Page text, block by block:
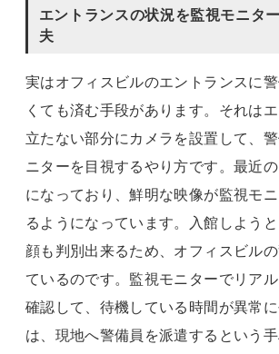
エントランスの状況を監視モニタ
夫
実はオフィスビルのエントランスに
くても済む手段があります。それは
立たない部分にカメラを設置して、
ニターを目視するやり方です。最近
になっており、鮮明な映像が監視モ
るようになっています。入館しよう
顔も判別出来るため、オフィスビル
ているのです。監視モニターでリア
確認して、待機している時間が異常
は、現地へ警備員を派遣するという